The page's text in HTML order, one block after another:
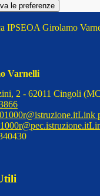
le preferenze
IPSEOA Girolamo
Varnelli
2 - 62011 Cingoli
Link